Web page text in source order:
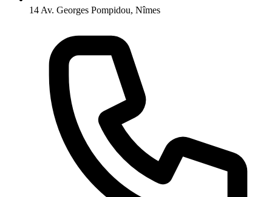
14 Av. Georges Pompidou, Nîmes